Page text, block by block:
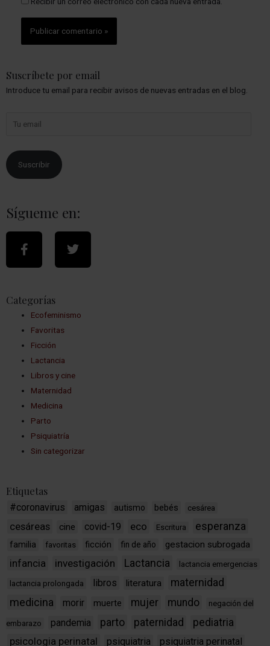
Suscríbete por email
Introduce tu email para recibir avisos de nuevas entradas en el blog.
Suscribir
Sígueme en:
Categorías
Ecofeminismo
Favoritas
Ficción
Lactancia
Libros y cine
Maternidad
Medicina
Parto
Psiquiatría
Sin categorizar
Etiquetas
#coronavirus amigas autismo bebés cesárea
cesáreas cine covid-19 eco Escritura esperanza
familia favoritas ficción fin de año gestacion subrogada
infancia investigación Lactancia lactancia emergencias
lactancia prolongada libros literatura maternidad
medicina morir muerte mujer mundo negación del
embarazo pandemia parto paternidad
pediatria
psicologia perinatal
psiquiatria psiquiatria perinatal